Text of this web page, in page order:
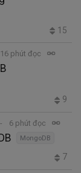
15
16 phút đọc
9
6 phút đọc
MongoDB
7